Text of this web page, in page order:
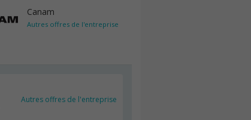
Canam
Autres offres de l'entreprise
Autres offres de l'entreprise